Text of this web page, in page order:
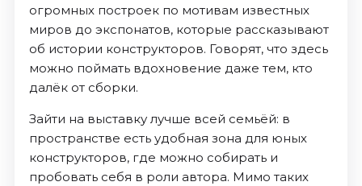
огромных построек по мотивам известных
миров до экспонатов, которые рассказывают
об истории конструкторов. Говорят, что здесь
можно поймать вдохновение даже тем, кто
далёк от сборки.
Зайти на выставку лучше всей семьёй: в
пространстве есть удобная зона для юных
конструкторов, где можно собирать и
пробовать себя в роли автора. Мимо таких